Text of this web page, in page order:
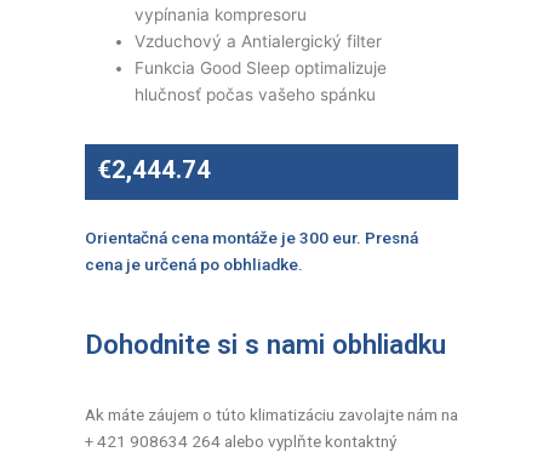
vypínania kompresoru
Vzduchový a Antialergický filter
Funkcia Good Sleep optimalizuje
hlučnosť počas vašeho spánku
€2,444.74
Orientačná cena montáže je 300 eur. Presná
cena je určená po obhliadke.
Dohodnite si s nami obhliadku
Ak máte záujem o túto klimatizáciu zavolajte nám na
+ 421 908634 264 alebo vyplňte kontaktný